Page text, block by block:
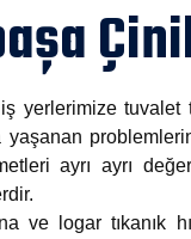
yerlerimize tuvalet
yaşanan
ayrı ayrı
ve logar tıkanık